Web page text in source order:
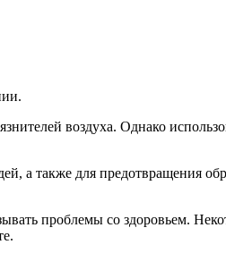
воздуха. Однако
а также для предотвращения
проблемы со здоровьем.